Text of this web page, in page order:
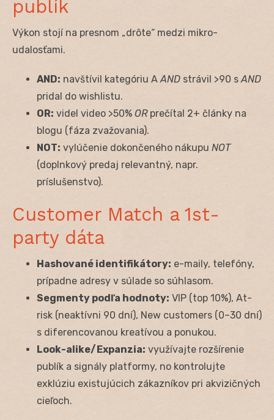
publík
Výkon stojí na presnom „drôte“ medzi mikro-
udalosťami.
AND: navštívil kategóriu AAND strávil >90 sAND
pridal do wishlistu.
OR: videl video >50% ORprečítal 2+ články na
blogu (fáza zvažovania).
NOT: vylúčenie dokončeného nákupu NOT
(doplnkový predaj relevantný, napr.
príslušenstvo).
Customer Match a 1st-
party dáta
Hashované identifikátory: e-maily, telefóny,
prípadne adresy v súlade so súhlasom.
Segmenty podľa hodnoty: VIP (top 10%), At-
risk (neaktívni 90 dní), New customers (0–30 dní)
s diferencovanou kreatívou a ponukou.
Look-alike/Expanzia: využívajte rozšírenie
publík a signály platformy, no kontrolujte
exklúziu existujúcich zákazníkov pri akvizičných
cieľoch.